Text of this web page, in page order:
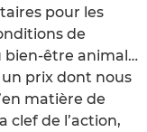
pour les
de
bien-être animal…
prix dont nous
matière de
clef de l’action,